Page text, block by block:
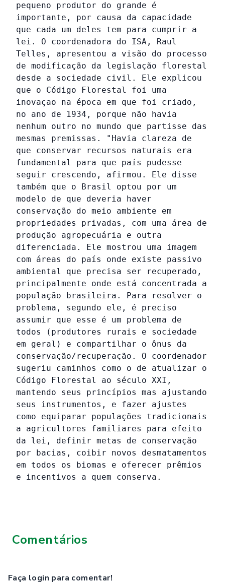
pequeno produtor do grande é
importante, por causa da capacidade
que cada um deles tem para cumprir a
lei. O coordenadora do ISA, Raul
Telles, apresentou a visão do processo
de modificação da legislação florestal
desde a sociedade civil. Ele explicou
que o Código Florestal foi uma
inovaçao na época em que foi criado,
no ano de 1934, porque não havia
nenhum outro no mundo que partisse das
mesmas premissas. "Havia clareza de
que conservar recursos naturais era
fundamental para que país pudesse
seguir crescendo, afirmou. Ele disse
também que o Brasil optou por um
modelo de que deveria haver
conservação do meio ambiente em
propriedades privadas, com uma área de
produção agropecuária e outra
diferenciada. Ele mostrou uma imagem
com áreas do país onde existe passivo
ambiental que precisa ser recuperado,
principalmente onde está concentrada a
população brasileira. Para resolver o
problema, segundo ele, é preciso
assumir que esse é um problema de
todos (produtores rurais e sociedade
em geral) e compartilhar o ônus da
conservação/recuperação. O coordenador
sugeriu caminhos como o de atualizar o
Código Florestal ao século XXI,
mantendo seus princípios mas ajustando
seus instrumentos, e fazer ajustes
como equiparar populações tradicionais
a agricultores familiares para efeito
da lei, definir metas de conservação
por bacias, coibir novos desmatamentos
em todos os biomas e oferecer prêmios
e incentivos a quem conserva.
Comentários
Faça login para comentar!